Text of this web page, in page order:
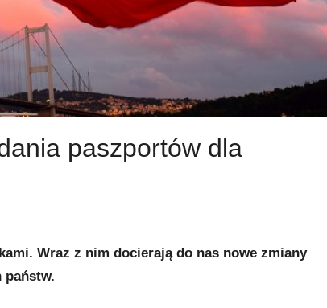
paszportów dla
Wraz z nim docierają do nas nowe zmiany
państw.